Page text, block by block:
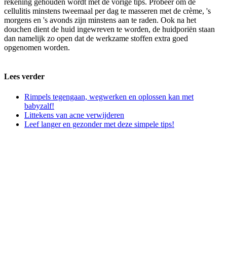
rekening gehouden wordt met de vorige tips. Probeer om de
cellulitis minstens tweemaal per dag te masseren met de crème, 's
morgens en 's avonds zijn minstens aan te raden. Ook na het
douchen dient de huid ingewreven te worden, de huidporiën staan
dan namelijk zo open dat de werkzame stoffen extra goed
opgenomen worden.
Lees verder
Rimpels tegengaan, wegwerken en oplossen kan met
babyzalf!
Littekens van acne verwijderen
Leef langer en gezonder met deze simpele tips!